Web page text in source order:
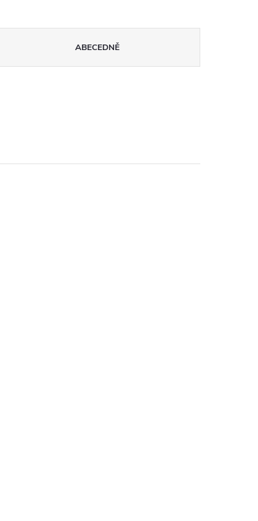
ABECEDNĚ